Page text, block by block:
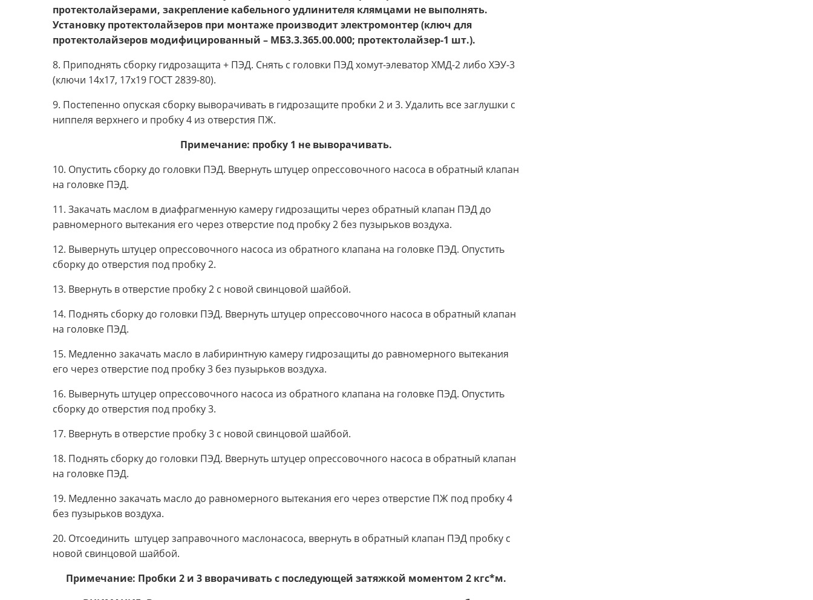
протектолайзерами, закрепление кабельного удлинителя клямцами не выполнять.
Установку протектолайзеров при монтаже производит электромонтер (ключ для
протектолайзеров модифицированный – МБ3.3.365.00.000; протектолайзер-1 шт.).
8. Приподнять сборку гидрозащита + ПЭД. Снять с головки ПЭД хомут-элеватор ХМД-2 либо ХЭУ-3
(ключи 14х17, 17х19 ГОСТ 2839-80).
9. Постепенно опуская сборку выворачивать в гидрозащите пробки 2 и 3. Удалить все заглушки с
ниппеля верхнего и пробку 4 из отверстия ПЖ.
Примечание: пробку 1 не выворачивать.
10. Опустить сборку до головки ПЭД. Ввернуть штуцер опрессовочного насоса в обратный клапан
на головке ПЭД.
11. Закачать маслом в диафрагменную камеру гидрозащиты через обратный клапан ПЭД до
равномерного вытекания его через отверстие под пробку 2 без пузырьков воздуха.
12. Вывернуть штуцер опрессовочного насоса из обратного клапана на головке ПЭД. Опустить
сборку до отверстия под пробку 2.
13. Ввернуть в отверстие пробку 2 с новой свинцовой шайбой.
14. Поднять сборку до головки ПЭД. Ввернуть штуцер опрессовочного насоса в обратный клапан
на головке ПЭД.
15. Медленно закачать масло в лабиринтную камеру гидрозащиты до равномерного вытекания
его через отверстие под пробку 3 без пузырьков воздуха.
16. Вывернуть штуцер опрессовочного насоса из обратного клапана на головке ПЭД. Опустить
сборку до отверстия под пробку 3.
17. Ввернуть в отверстие пробку 3 с новой свинцовой шайбой.
18. Поднять сборку до головки ПЭД. Ввернуть штуцер опрессовочного насоса в обратный клапан
на головке ПЭД.
19. Медленно закачать масло до равномерного вытекания его через отверстие ПЖ под пробку 4
без пузырьков воздуха.
20. Отсоединить штуцер заправочного маслонасоса, ввернуть в обратный клапан ПЭД пробку с
новой свинцовой шайбой.
Примечание: Пробки 2 и 3 вворачивать с последующей затяжкой моментом 2 кгс*м.